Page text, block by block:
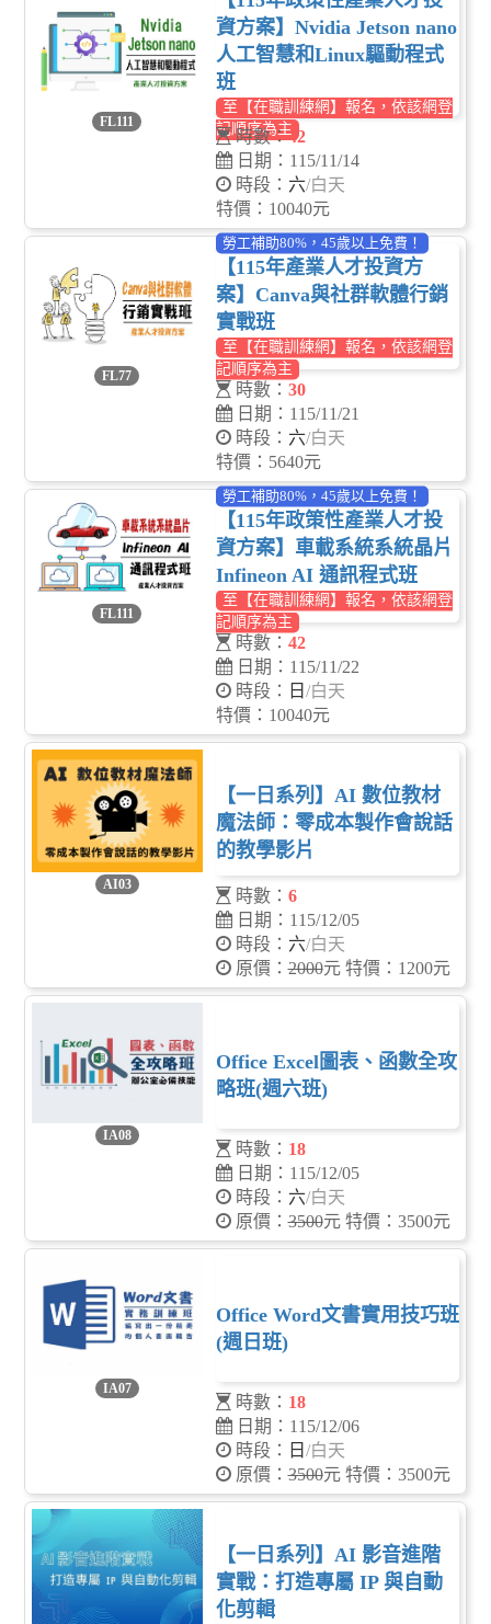
FL111
資方案】Nvidia Jetson nano
人工智慧和Linux驅動程式
班
至【在職訓練網】報名，依該網登
記順序為主
時數：42
日期：115/11/14
時段： 六/白天
特價：10040元
FL77
勞工補助80%，45歲以上免費！
【115年產業人才投資方
案】Canva與社群軟體行銷
實戰班
至【在職訓練網】報名，依該網登
記順序為主
時數： 30
日期：115/11/21
時段： 六/白天
特價：5640元
FL111
勞工補助80%，45歲以上免費！
【115年政策性產業人才投
資方案】車載系統系統晶片
Infineon AI 通訊程式班
至【在職訓練網】報名，依該網登
記順序為主
時數： 42
日期：115/11/22
時段：
日 /白天
特價：10040元
AI03
【一日系列】AI 數位教材
魔法師：零成本製作會說話
的教學影片
時數： 6
日期：115/12/05
時段： 六/白天
原價：2000元 特價：1200元
IA08
Office Excel圖表、函數全攻
略班(週六班)
時數： 18
日期：115/12/05
時段： 六/白天
原價：3500元 特價：3500元
IA07
Office Word文書實用技巧班
(週日班)
時數： 18
日期：115/12/06
時段：
日 /白天
原價：3500元 特價：3500元
【一日系列】AI 影音進階
實戰：打造專屬 IP 與自動
化剪輯